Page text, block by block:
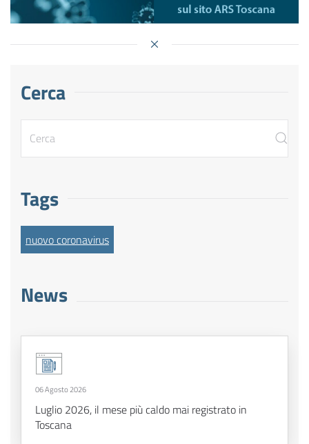
Cerca
Tags
nuovo coronavirus
News
06 Agosto 2026
Luglio 2026, il mese più caldo mai registrato in
Toscana